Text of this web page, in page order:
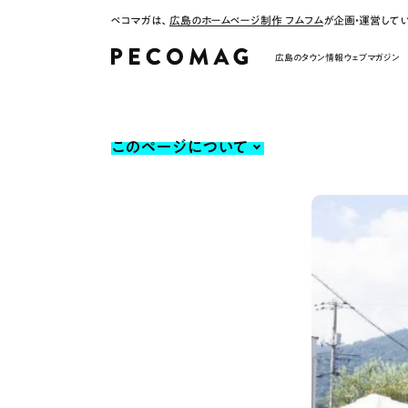
ペコマガは、 広島のホームページ制作 フムフムが企画・運営して
広島のタウン情報ウェブマガジン
このページについて